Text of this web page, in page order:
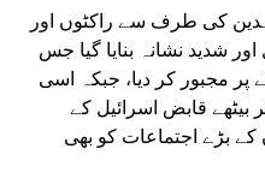
کی طرف سے راکٹوں اور
شدید نشانہ بنایا گیا جس
پر مجبور کر دیا، جبکہ اسی
بیٹھے قابض اسرائیل کے
بڑے اجتماعات کو بھی